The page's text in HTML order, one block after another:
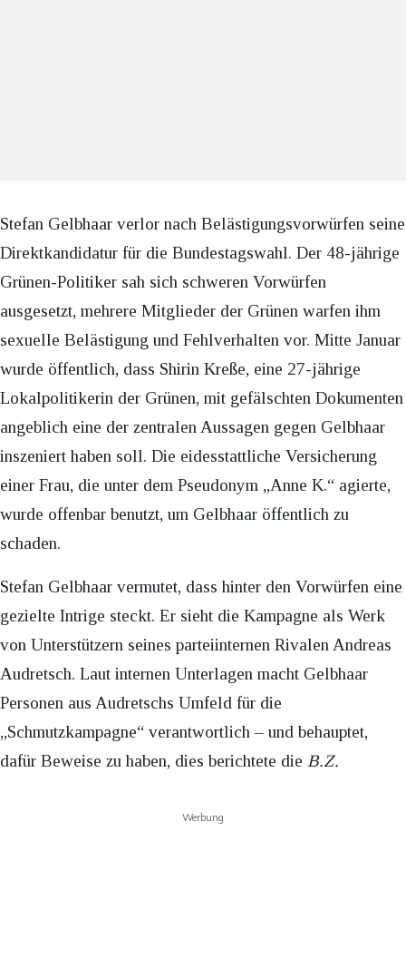
Stefan Gelbhaar verlor nach Belästigungsvorwürfen seine
Direktkandidatur für die Bundestagswahl. Der 48-jährige
Grünen-Politiker sah sich schweren Vorwürfen
ausgesetzt, mehrere Mitglieder der Grünen warfen ihm
sexuelle Belästigung und Fehlverhalten vor. Mitte Januar
wurde öffentlich, dass Shirin Kreße, eine 27-jährige
Lokalpolitikerin der Grünen, mit gefälschten Dokumenten
angeblich eine der zentralen Aussagen gegen Gelbhaar
inszeniert haben soll. Die eidesstattliche Versicherung
einer Frau, die unter dem Pseudonym „Anne K.“ agierte,
wurde offenbar benutzt, um Gelbhaar öffentlich zu
schaden.
Stefan Gelbhaar vermutet, dass hinter den Vorwürfen eine
gezielte Intrige steckt. Er sieht die Kampagne als Werk
von Unterstützern seines parteiinternen Rivalen Andreas
Audretsch. Laut internen Unterlagen macht Gelbhaar
Personen aus Audretschs Umfeld für die
„Schmutzkampagne“ verantwortlich – und behauptet,
dafür Beweise zu haben, dies berichtete die B.Z.
Werbung